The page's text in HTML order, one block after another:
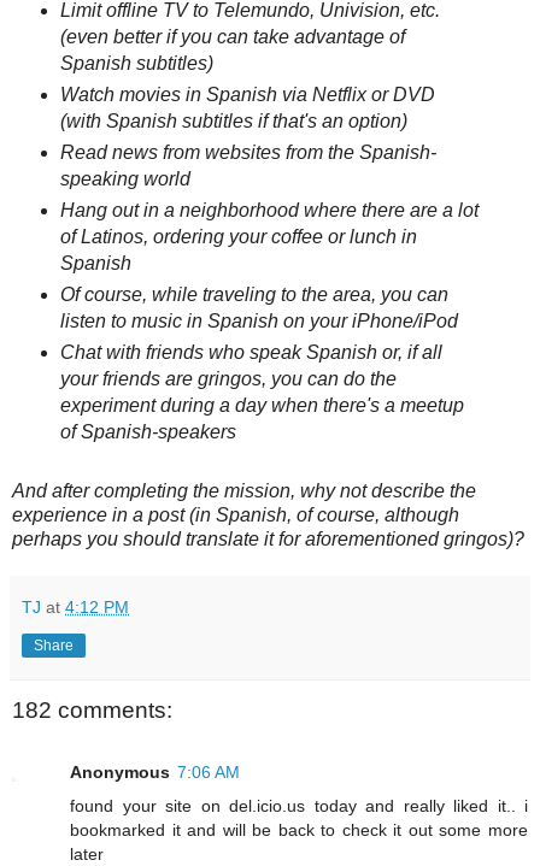
Limit offline TV to Telemundo, Univision, etc.
(even better if you can take advantage of
Spanish subtitles)
Watch movies in Spanish via Netflix or DVD
(with Spanish subtitles if that's an option)
Read news from websites from the Spanish-
speaking world
Hang out in a neighborhood where there are a lot
of Latinos, ordering your coffee or lunch in
Spanish
Of course, while traveling to the area, you can
listen to music in Spanish on your iPhone/iPod
Chat with friends who speak Spanish or, if all
your friends are gringos, you can do the
experiment during a day when there's a meetup
of Spanish-speakers
And after completing the mission, why not describe the
experience in a post (in Spanish, of course, although
perhaps you should translate it for aforementioned gringos)?
TJ at 4:12 PM
Share
182 comments:
Anonymous 7:06 AM
found your site on del.icio.us today and really liked it.. i
bookmarked it and will be back to check it out some more
later